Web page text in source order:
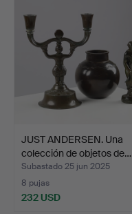
JUST ANDERSEN. Una
colección de objetos de…
Subastado 25 jun 2025
8 pujas
232 USD